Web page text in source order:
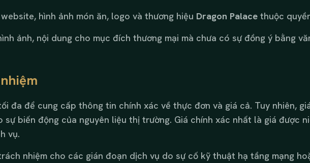
hình ảnh món ăn, logo và thương hiệu Dragon Palace thuộc
ảnh, nội dung cho mục đích thương mại mà chưa có sự đồng ý bằng
đa để cung cấp thông tin chính xác về thực đơn và giá cả. Tuy nhiên,
sự biến động của nguyên liệu thị trường. Giá chính xác nhất là giá được
vụ.
nhiệm cho các gián đoạn dịch vụ do sự cố kỹ thuật hạ tầng mạng